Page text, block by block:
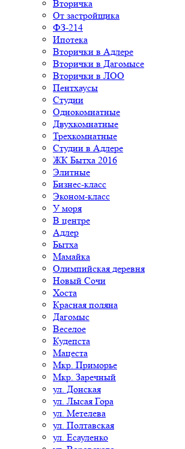
Вторичка
От застройщика
ФЗ-214
Ипотека
Вторички в Адлере
Вторички в Дагомысе
Вторички в ЛОО
Пентхаусы
Студии
Однокомнатные
Двухкомнатные
Трехкомнатные
Студии в Адлере
ЖК Бытха 2016
Элитные
Бизнес-класс
Эконом-класс
У моря
В центре
Адлер
Бытха
Мамайка
Олимпийская деревня
Новый Сочи
Хоста
Красная поляна
Дагомыс
Веселое
Кудепста
Мацеста
Мкр. Приморье
Мкр. Заречный
ул. Донская
ул. Лысая Гора
ул. Метелева
ул. Полтавская
ул. Есауленко